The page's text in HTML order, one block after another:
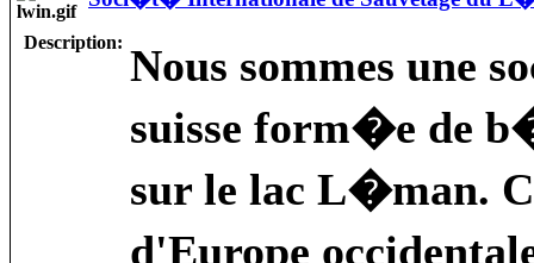
Description: Nous sommes une
suisse form�e de
sur le lac L�man.
d'Europe